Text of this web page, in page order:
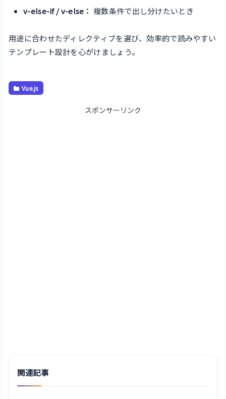
v-else-if / v-else： 複数条件で出し分けたいとき
用途に合わせたディレクティブを選び、効率的で読みやすい
テンプレート設計を心がけましょう。
Vue.js
スポンサーリンク
関連記事